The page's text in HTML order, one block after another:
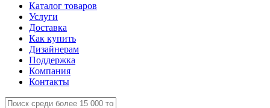
Каталог товаров
Услуги
Доставка
Как купить
Дизайнерам
Поддержка
Компания
Контакты